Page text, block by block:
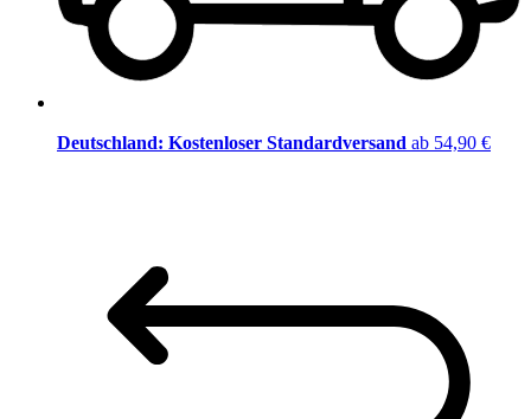
Deutschland: Kostenloser Standardversand ab 54,90 €